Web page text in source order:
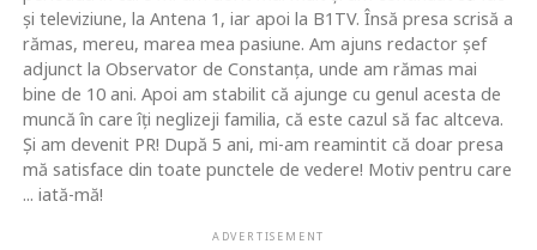
şi televiziune, la Antena 1, iar apoi la B1TV. Însă presa scrisă a
rămas, mereu, marea mea pasiune. Am ajuns redactor şef
adjunct la Observator de Constanţa, unde am rămas mai
bine de 10 ani. Apoi am stabilit că ajunge cu genul acesta de
muncă în care îţi neglizeji familia, că este cazul să fac altceva.
Şi am devenit PR! După 5 ani, mi-am reamintit că doar presa
mă satisface din toate punctele de vedere! Motiv pentru care
... iată-mă!
ADVERTISEMENT